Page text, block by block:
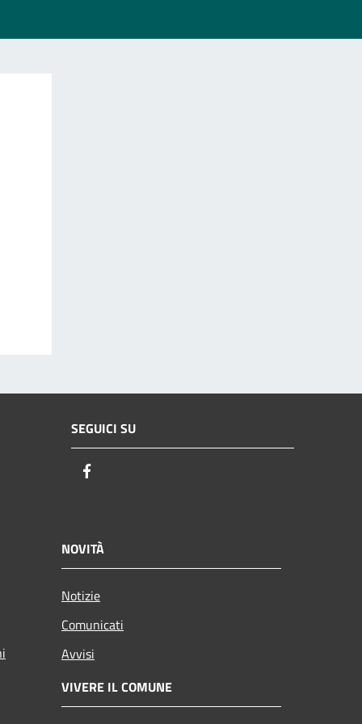
SEGUICI SU
NOVITÀ
Notizie
Comunicati
Avvisi
VIVERE IL COMUNE